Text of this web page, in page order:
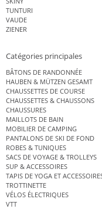
TUNTURI
VAUDE
ZIENER
Catégories principales
BÂTONS DE RANDONNÉE
HAUBEN & MÜTZEN GESAMT
CHAUSSETTES DE COURSE
CHAUSSETTES & CHAUSSONS
CHAUSSURES
MAILLOTS DE BAIN
MOBILIER DE CAMPING
PANTALONS DE SKI DE FOND
ROBES & TUNIQUES
SACS DE VOYAGE & TROLLEYS
SUP & ACCESSOIRES
TAPIS DE YOGA ET
TROTTINETTE
VÉLOS ÉLECTRIQUES
VTT